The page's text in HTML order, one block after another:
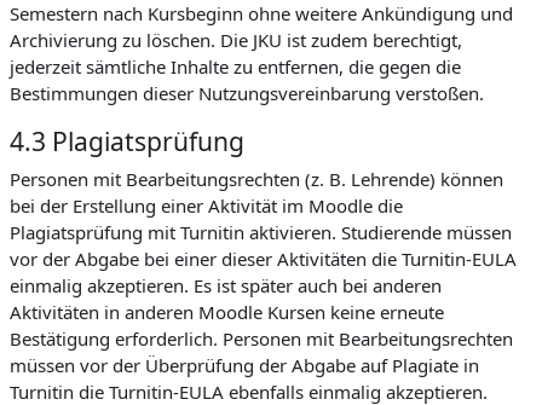
Semestern nach Kursbeginn ohne weitere Ankündigung und
Archivierung zu löschen. Die JKU ist zudem berechtigt,
jederzeit sämtliche Inhalte zu entfernen, die gegen die
Bestimmungen dieser Nutzungsvereinbarung verstoßen.
4.3 Plagiatsprüfung
Personen mit Bearbeitungsrechten (z. B. Lehrende) können
bei der Erstellung einer Aktivität im Moodle die
Plagiatsprüfung mit Turnitin aktivieren. Studierende müssen
vor der Abgabe bei einer dieser Aktivitäten die Turnitin-EULA
einmalig akzeptieren. Es ist später auch bei anderen
Aktivitäten in anderen Moodle Kursen keine erneute
Bestätigung erforderlich. Personen mit Bearbeitungsrechten
müssen vor der Überprüfung der Abgabe auf Plagiate in
Turnitin die Turnitin-EULA ebenfalls einmalig akzeptieren.